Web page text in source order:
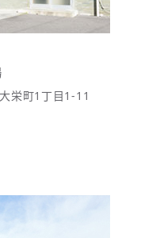
栄町1丁目1-11